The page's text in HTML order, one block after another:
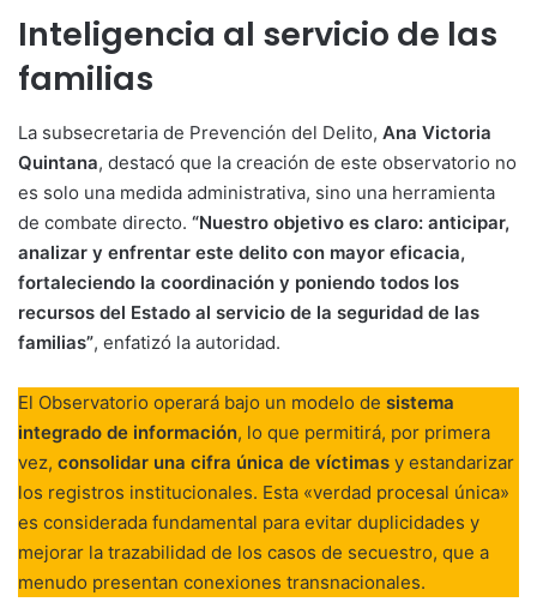
Inteligencia al servicio de las
familias
La subsecretaria de Prevención del Delito, Ana Victoria
Quintana, destacó que la creación de este observatorio no
es solo una medida administrativa, sino una herramienta
de combate directo. “Nuestro objetivo es claro: anticipar,
analizar y enfrentar este delito con mayor eficacia,
fortaleciendo la coordinación y poniendo todos los
recursos del Estado al servicio de la seguridad de las
familias”, enfatizó la autoridad.
El Observatorio operará bajo un modelo de sistema
integrado de información, lo que permitirá, por primera
vez, consolidar una cifra única de víctimas y estandarizar
los registros institucionales. Esta «verdad procesal única»
es considerada fundamental para evitar duplicidades y
mejorar la trazabilidad de los casos de secuestro, que a
menudo presentan conexiones transnacionales.